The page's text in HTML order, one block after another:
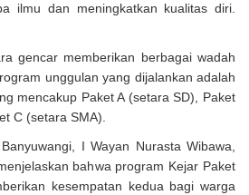
ilmu dan meningkatkan kualitas diri.
gencar memberikan berbagai wadah
unggulan yang dijalankan adalah
mencakup Paket A (setara SD), Paket
C (setara SMA).
I Wayan Nurasta Wibawa,
bahwa program Kejar Paket
kesempatan kedua bagi warga